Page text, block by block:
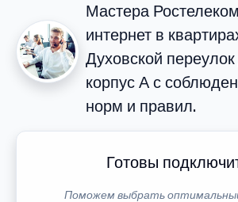
Мастера
интернет в
Духовской
корпус А с
норм и правил.
Готовы
Поможем выбрать